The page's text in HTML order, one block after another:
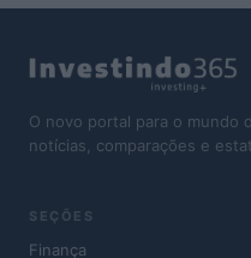
O novo portal para o mundo
notícias, comparações e
SEÇÕES
Finança